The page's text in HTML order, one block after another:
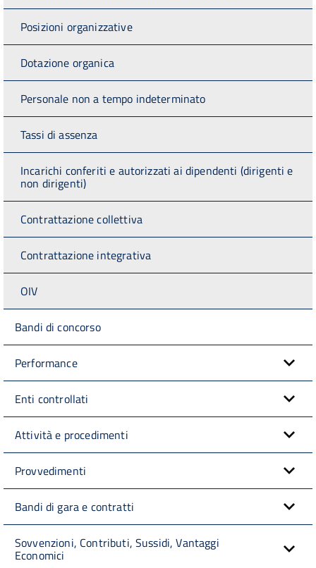
Posizioni organizzative
Dotazione organica
Personale non a tempo indeterminato
Tassi di assenza
Incarichi conferiti e autorizzati ai dipendenti (dirigenti e
non dirigenti)
Contrattazione collettiva
Contrattazione integrativa
OIV
Bandi di concorso
Performance
Enti controllati
Attività e procedimenti
Provvedimenti
Bandi di gara e contratti
Sovvenzioni, Contributi, Sussidi, Vantaggi
Economici